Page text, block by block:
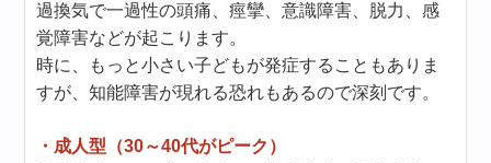
過換気で一過性の頭痛、痙攣、意識障害、脱力、感
覚障害などが起こります。
時に、もっと小さい子どもが発症することもありま
すが、知能障害が現れる恐れもあるので深刻です。
・成人型（30～40代がピーク）